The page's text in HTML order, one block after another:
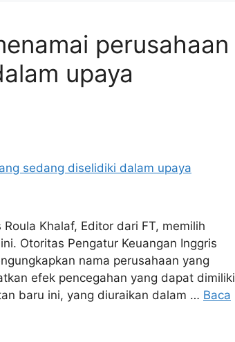
perusahaan
upaya
Khalaf, Editor dari FT, memilih
Otoritas Pengatur Keuangan Inggris
nama perusahaan yang
efek pencegahan yang dapat dimiliki
baru ini, yang diuraikan dalam … Baca